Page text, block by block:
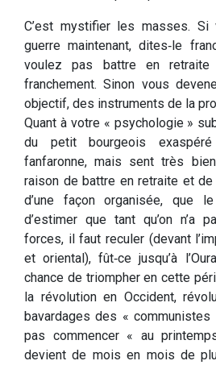
C’est mystifier les masses.
guerre maintenant, dites‑le
voulez pas battre en retraite
franchement. Sinon vous
objectif, des instruments de la
Quant à votre « psychologie »
du petit bourgeois
fanfaronne, mais sent très
raison de battre en retraite et
d’une façon organisée, que
d’estimer que tant qu’on n’a
forces, il faut reculer (devant
et oriental), fût‑ce jusqu’à
chance de triompher en cette
la révolution en Occident,
bavardages des «
pas commencer « au
devient de mois en mois de